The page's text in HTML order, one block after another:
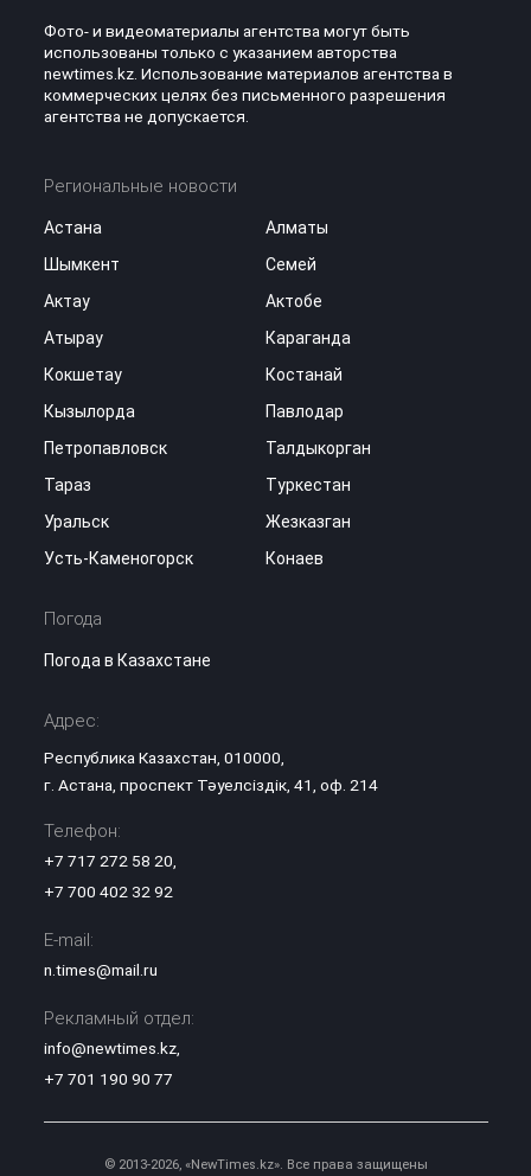
Фото- и видеоматериалы агентства могут быть
использованы только с указанием авторства
newtimes.kz. Использование материалов агентства в
коммерческих целях без письменного разрешения
агентства не допускается.
Региональные новости
Астана
Алматы
Шымкент
Семей
Актау
Актобе
Атырау
Караганда
Кокшетау
Костанай
Кызылорда
Павлодар
Петропавловск
Талдыкорган
Тараз
Туркестан
Уральск
Жезказган
Усть-Каменогорск
Конаев
Погода
Погода в Казахстане
Адрес:
Республика Казахстан, 010000,
г. Астана, проспект Тәуелсіздік, 41, оф. 214
Телефон:
+7 717 272 58 20,
+7 700 402 32 92
E-mail:
n.times@mail.ru
Рекламный отдел:
info@newtimes.kz,
+7 701 190 90 77
© 2013-2026, «NewTimes.kz». Все права защищены